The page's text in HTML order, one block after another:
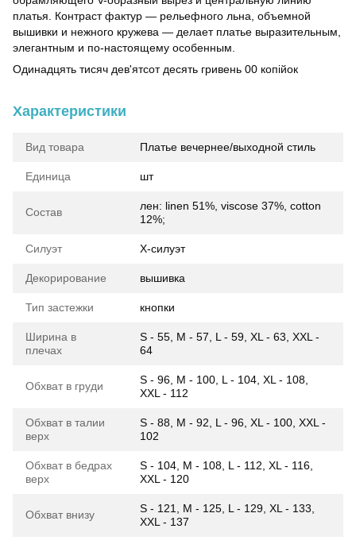
платья. Контраст фактур — рельефного льна, объемной
вышивки и нежного кружева — делает платье выразительным,
элегантным и по-настоящему особенным.
Одинадцять тисяч дев'ятсот десять гривень 00 копійок
Характеристики
Вид товара Платье вечернее/выходной стиль
Единица шт
Состав
лен: linen 51%, viscose 37%, cotton
12%;
Силуэт Х-силуэт
Декорирование вышивка
Тип застежки кнопки
Ширина в
плечах
S - 55, M - 57, L - 59, XL - 63, XXL -
64
Обхват в груди
S - 96, M - 100, L - 104, XL - 108,
XXL - 112
Обхват в талии
верх
S - 88, M - 92, L - 96, XL - 100, XXL -
102
Обхват в бедрах
верх
S - 104, M - 108, L - 112, XL - 116,
XXL - 120
Обхват внизу
S - 121, M - 125, L - 129, XL - 133,
XXL - 137